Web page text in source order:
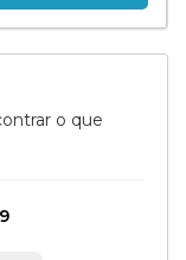
o que